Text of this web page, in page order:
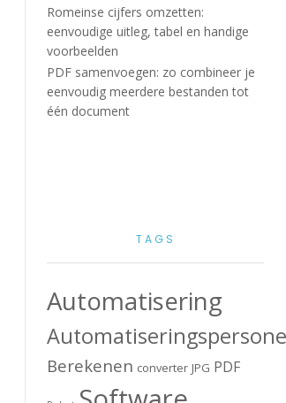
Romeinse cijfers omzetten:
eenvoudige uitleg, tabel en handige
voorbeelden
PDF samenvoegen: zo combineer je
eenvoudig meerdere bestanden tot
één document
TAGS
Automatisering
Berekenen converter JPG PDF